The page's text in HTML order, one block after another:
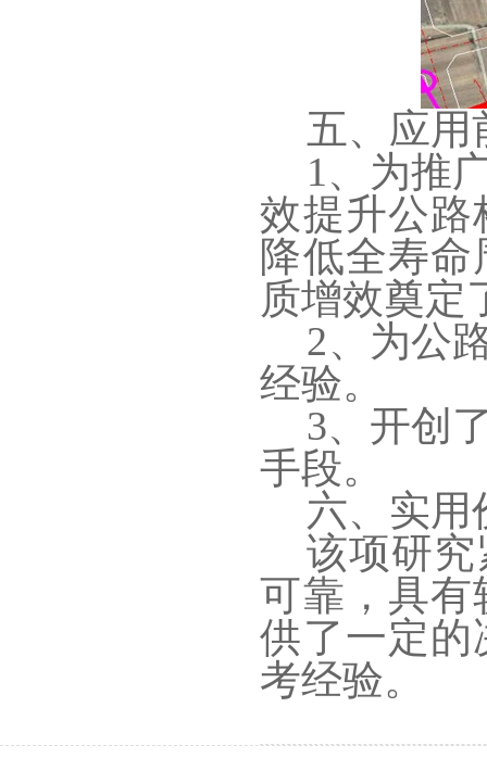
五、应用
1、为推
效提升公路
降低全寿
质增效奠定
2、为公
经验。
3、开创
手段。
六、实用
该项研
可靠，具有
供了一定的
考经验。